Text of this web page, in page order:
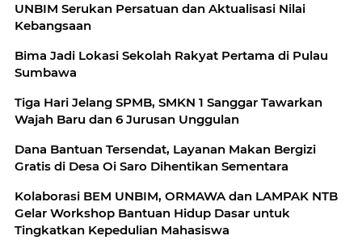
UNBIM Serukan Persatuan dan Aktualisasi Nilai
Kebangsaan
Bima Jadi Lokasi Sekolah Rakyat Pertama di Pulau
Sumbawa
Tiga Hari Jelang SPMB, SMKN 1 Sanggar Tawarkan
Wajah Baru dan 6 Jurusan Unggulan
Dana Bantuan Tersendat, Layanan Makan Bergizi
Gratis di Desa Oi Saro Dihentikan Sementara
Kolaborasi BEM UNBIM, ORMAWA dan LAMPAK NTB
Gelar Workshop Bantuan Hidup Dasar untuk
Tingkatkan Kepedulian Mahasiswa